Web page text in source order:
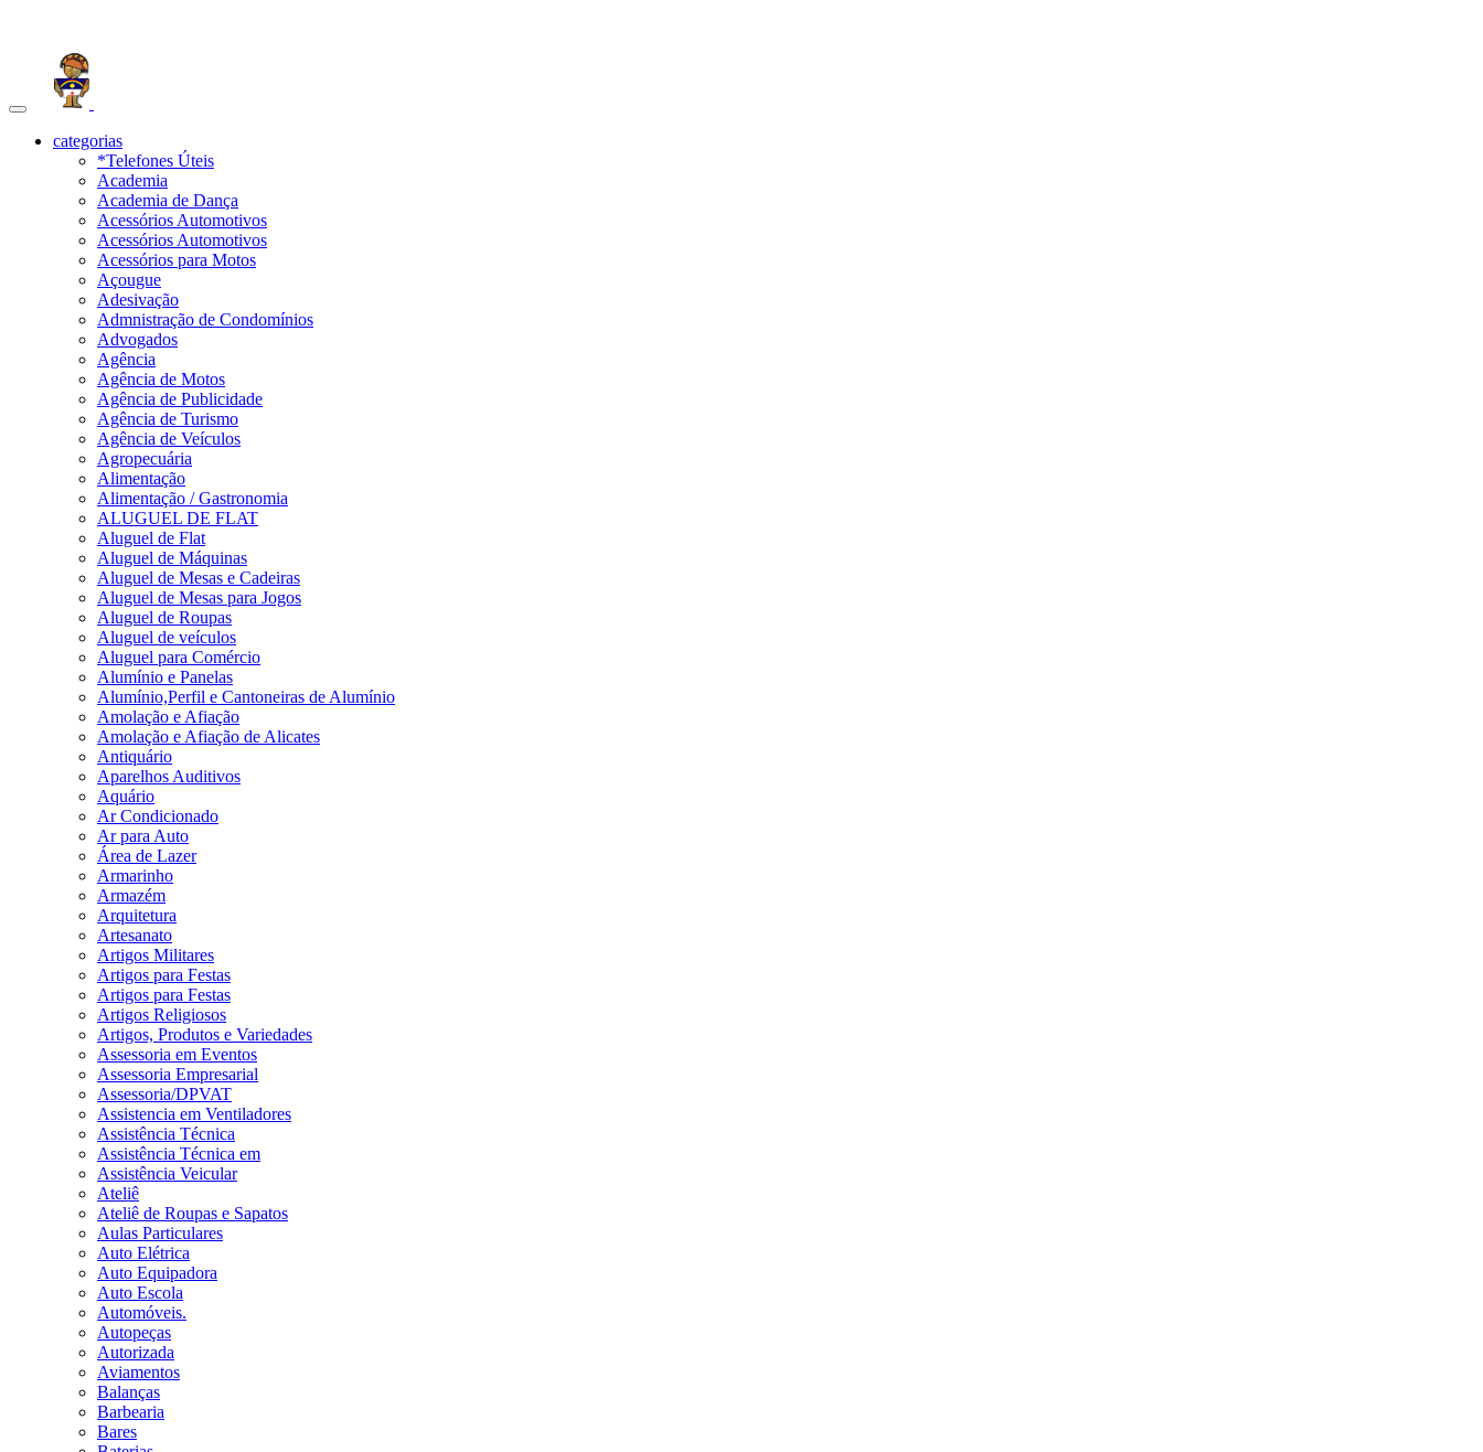
Toggle
navigationcategorias
*Telefones Úteis
Academia
Academia de Dança
Acessórios Automotivos
Acessórios Automotivos
Acessórios para Motos
Açougue
Adesivação
Admnistração de Condomínios
Advogados
Agência
Agência de Motos
Agência de Publicidade
Agência de Turismo
Agência de Veículos
Agropecuária
Alimentação
Alimentação / Gastronomia
ALUGUEL DE FLAT
Aluguel de Flat
Aluguel de Máquinas
Aluguel de Mesas e Cadeiras
Aluguel de Mesas para Jogos
Aluguel de Roupas
Aluguel de veículos
Aluguel para Comércio
Alumínio e Panelas
Alumínio,Perfil e Cantoneiras de Alumínio
Amolação e Afiação
Amolação e Afiação de Alicates
Antiquário
Aparelhos Auditivos
Aquário
Ar Condicionado
Ar para Auto
Área de Lazer
Armarinho
Armazém
Arquitetura
Artesanato
Artigos Militares
Artigos para Festas
Artigos para Festas
Artigos Religiosos
Artigos, Produtos e Variedades
Assessoria em Eventos
Assessoria Empresarial
Assessoria/DPVAT
Assistencia em Ventiladores
Assistência Técnica
Assistência Técnica em
Assistência Veicular
Ateliê
Ateliê de Roupas e Sapatos
Aulas Particulares
Auto Elétrica
Auto Equipadora
Auto Escola
Automóveis.
Autopeças
Autorizada
Aviamentos
Balanças
Barbearia
Bares